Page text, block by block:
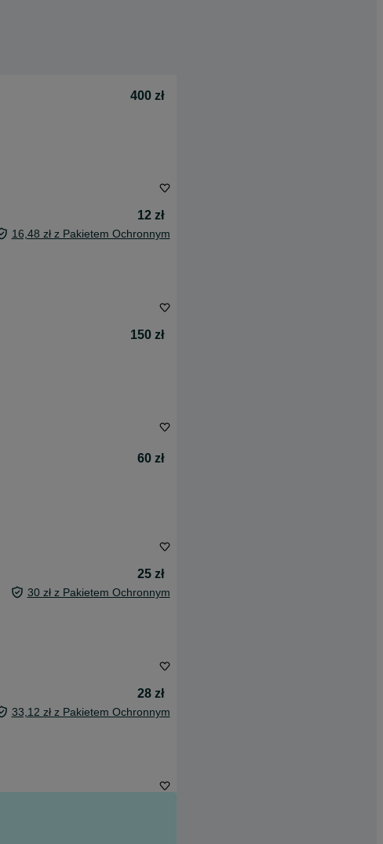
400 zł
12 zł
16,48 zł z Pakietem Ochronnym
150 zł
60 zł
25 zł
30 zł z Pakietem Ochronnym
28 zł
33,12 zł z Pakietem Ochronnym